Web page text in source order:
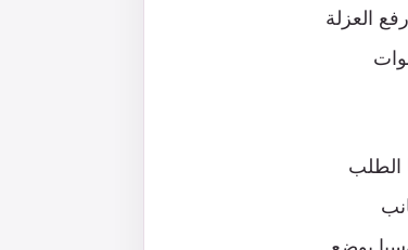
العزلة
الطلب